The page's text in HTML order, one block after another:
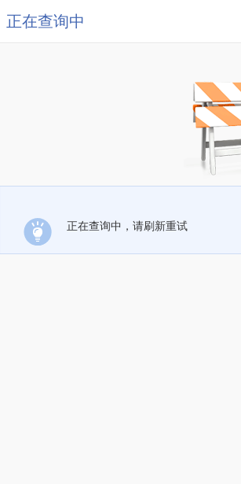
正在查询中
正在查询中，请刷新重试